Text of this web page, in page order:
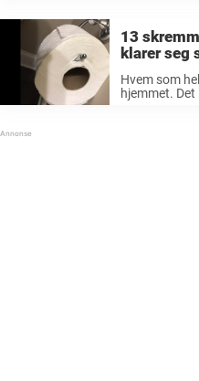
13
klarer seg
Hvem som
hjemmet.